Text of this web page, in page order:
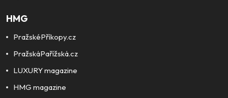
HMG
PražskéPříkopy.cz
PražskáPařížská.cz
LUXURY magazine
HMG magazine